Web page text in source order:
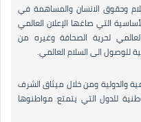
وحقوق الانسان والمساهمة في
التي صاغها الإعلان العالمي
لحرية الصحافة وغيره من
للوصول الى السلام العالمي.
والدولية ومن خلال ميثاق الشرف
للدول التي يتمتع مواطنوها